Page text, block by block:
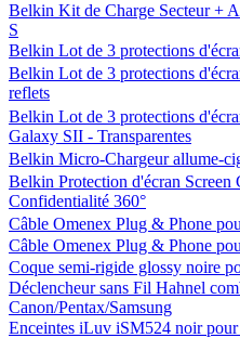
Belkin Kit de Charge Secteur +
S
Belkin Lot de 3 protections
Belkin Lot de 3 protections
reflets
Belkin Lot de 3 protections
Galaxy SII - Transparentes
Belkin Micro-Chargeur allume-
Belkin Protection d'écran
Confidentialité 360°
Câble Omenex Plug & Phone
Câble Omenex Plug & Phone
Coque semi-rigide glossy noire
Déclencheur sans Fil Hahnel
Canon/Pentax/Samsung
Enceintes iLuv iSM524 noir